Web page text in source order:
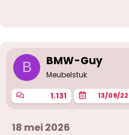
B BMW-Guy
Meubelstuk
1.131 13/09/22
18 mei 2026